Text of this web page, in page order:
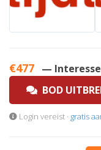
€477 —
BOD
Login vereist · gratis